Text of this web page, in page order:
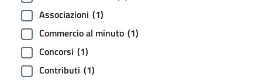
Associazioni (1)
Commercio al minuto (1)
Concorsi (1)
Contributi (1)